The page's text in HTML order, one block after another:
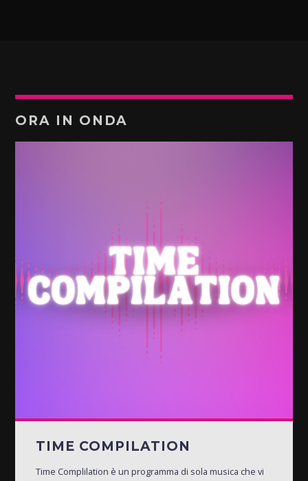
ORA IN ONDA
TIME COMPILATION
Time Complilation è un programma di sola musica che vi